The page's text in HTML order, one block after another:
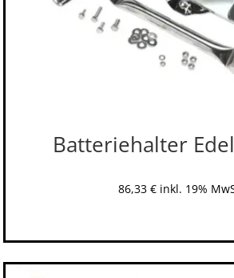
Batteriehalter
86,33 € inkl. 19%